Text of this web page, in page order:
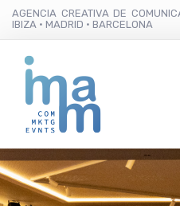
AGENCIA CREATIVA DE
IBIZA · MADRID · BARCELONA